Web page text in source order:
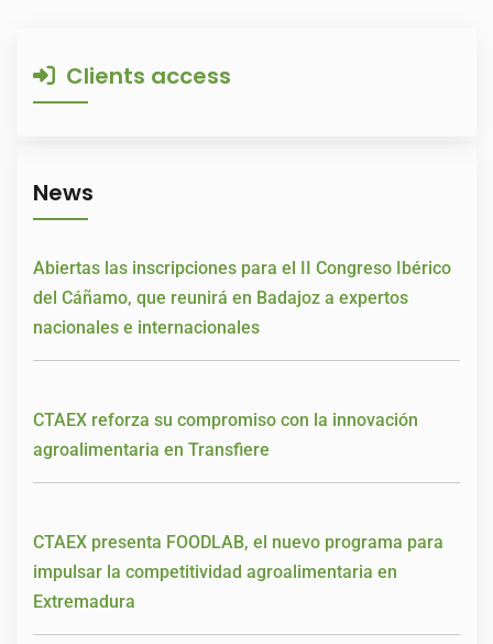
Clients access
News
Abiertas las inscripciones para el II Congreso Ibérico
del Cáñamo, que reunirá en Badajoz a expertos
nacionales e internacionales
CTAEX reforza su compromiso con la innovación
agroalimentaria en Transfiere
CTAEX presenta FOODLAB, el nuevo programa para
impulsar la competitividad agroalimentaria en
Extremadura